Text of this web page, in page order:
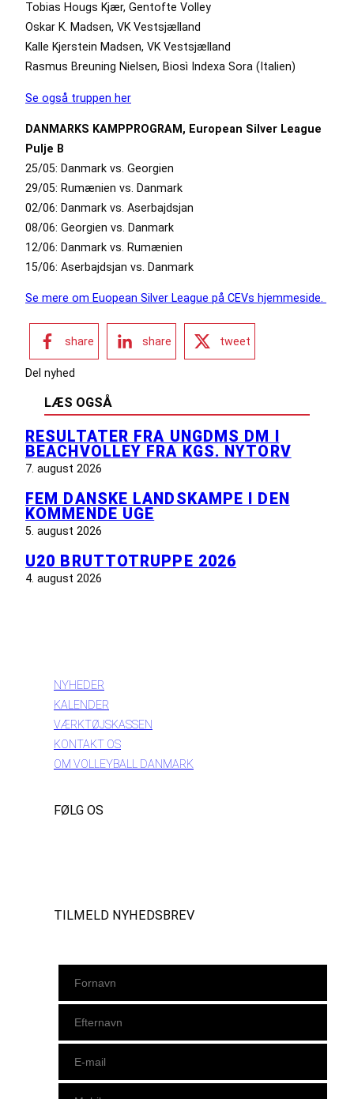
Tobias Hougs Kjær, Gentofte Volley
Oskar K. Madsen, VK Vestsjælland
Kalle Kjerstein Madsen, VK Vestsjælland
Rasmus Breuning Nielsen, Biosì Indexa Sora (Italien)
Se også truppen her
DANMARKS KAMPPROGRAM, European Silver League
Pulje B
25/05: Danmark vs. Georgien
29/05: Rumænien vs. Danmark
02/06: Danmark vs. Aserbajdsjan
08/06: Georgien vs. Danmark
12/06: Danmark vs. Rumænien
15/06: Aserbajdsjan vs. Danmark
Se mere om Euopean Silver League på CEVs hjemmeside.
share share tweet
Del nyhed
LÆS OGSÅ
RESULTATER FRA UNGDMS DM I
BEACHVOLLEY FRA KGS. NYTORV
7. august 2026
FEM DANSKE LANDSKAMPE I DEN
KOMMENDE UGE
5. august 2026
U20 BRUTTOTRUPPE 2026
4. august 2026
NYHEDER
KALENDER
VÆRKTØJSKASSEN
KONTAKT OS
OM VOLLEYBALL DANMARK
FØLG OS
TILMELD NYHEDSBREV